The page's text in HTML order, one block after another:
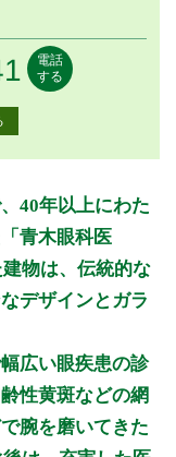
電話
する
金曜日
土 土曜日
日 日曜日
祝 祝日
●
●
●
まで
、事前に必ず医療
確認ください。
40年以上にわた
青木眼科医
物は、伝統的な
デザインとガラ
広い眼疾患の診
性黄斑などの網
腕を磨いてきた